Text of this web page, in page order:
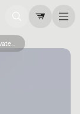
Contemporary Private Villa